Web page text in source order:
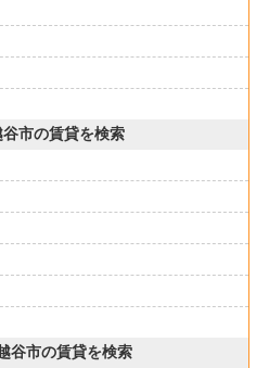
市の賃貸を検索
谷市の賃貸を検索